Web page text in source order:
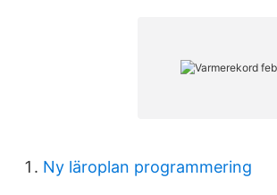
Ny läroplan programmering